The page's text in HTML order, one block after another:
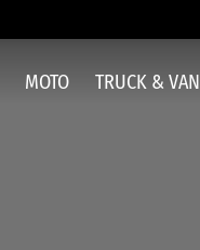
MOTO TRUCK & VAN